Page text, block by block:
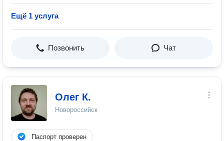
Ещё 1 услуга
Позвонить Чат
Олег К.
Новороссийск
Паспорт проверен